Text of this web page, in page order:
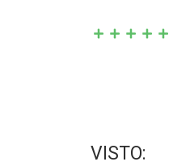
VISTO: